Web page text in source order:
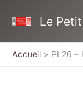
Le
Accueil PL26 –